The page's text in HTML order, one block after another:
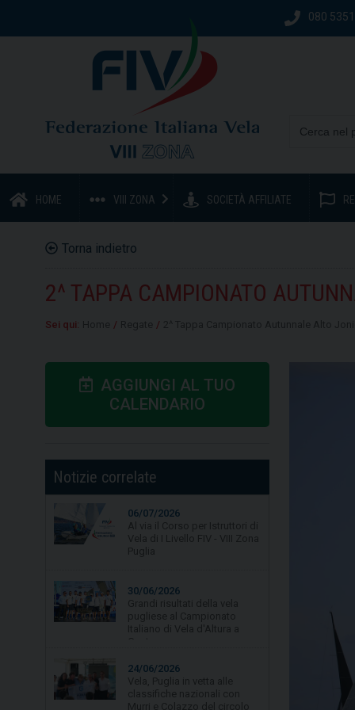
080
HOME VIII ZONA SOCIETÀ AFFILIATE
Torna indietro
2^ TAPPA CAMPIONATO
Sei qui: / /
AGGIUNGI AL TUO
CALENDARIO
Notizie correlate
30/06/2026
24/06/2026
19/06/2026